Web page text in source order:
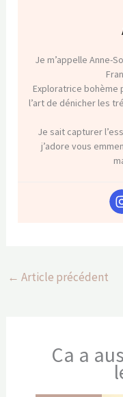
Je m’appelle Anne-
Exploratrice bohème
l’art de dénicher les
Je sait capturer
j’adore vous
← Article précédent
Ca a